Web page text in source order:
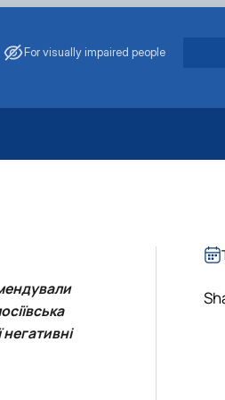
For visually impaired people
Saving
of Eco-Safe and Organic Products